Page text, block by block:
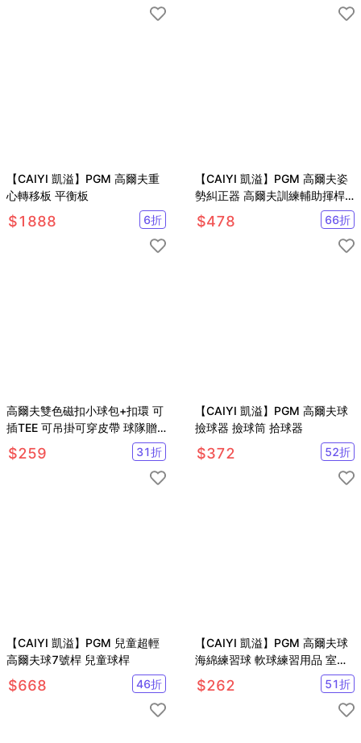
【CAIYI 凱溢】PGM 高爾夫重
心轉移板 平衡板
$1888 6折
【CAIYI 凱溢】PGM 高爾夫姿
勢糾正器 高爾夫訓練輔助揮桿
訓練器 高爾夫球臂矯正器
$478 66折
高爾夫雙色磁扣小球包+扣環 可
插TEE 可吊掛可穿皮帶 球隊贈
品 獎品【GF05008】
$259 31折
【CAIYI 凱溢】PGM 高爾夫球
撿球器 撿球筒 拾球器
$372 52折
【CAIYI 凱溢】PGM 兒童超輕
高爾夫球7號桿 兒童球桿
$668 46折
【CAIYI 凱溢】PGM 高爾夫球
海綿練習球 軟球練習用品 室內
高爾夫用球 室內海棉球10顆
$262 51折